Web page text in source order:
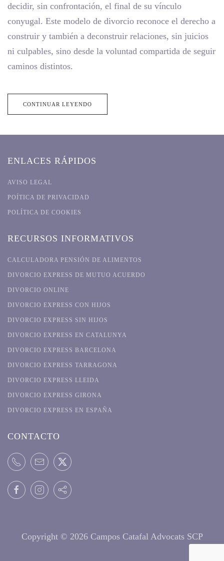
decidir, sin confrontación, el final de su vínculo
conyugal. Este modelo de divorcio reconoce el derecho a
construir y también a deconstruir relaciones, sin juicios
ni culpables, sino desde la voluntad compartida de seguir
caminos distintos.
CONTINUAR LEYENDO
ENLACES RÁPIDOS
AVISO LEGAL
POÍTICA DE PRIVACIDAD
POLÍTICA DE COOKIES
RECURSOS INFORMATIVOS
CALCULADORA PENSIÓN DE ALIMENTOS
DIVORCIO EXPRESS DE MUTUO ACUERDO
DIVORCIO ONLINE
DIVORCIO EXPRESS CON HIJOS
DIVORCIO EXPRESS SIN HIJOS
DIVORCIO EXPRESS EN CATALUNYA
DIVORCIO EXPRESS BARCELONA
DIVORCIO EXPRESS TARRAGONA
DIVORCIO EXPRESS LLEIDA
DIVORCIO EXPRESS GIRONA
DIVORCIO EXPRESS EN ESPAÑA
CONTACTO
Copyright © 2026 Campos Catafal Advocats SCP